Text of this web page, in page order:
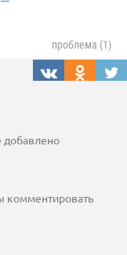
проблема (1)
добавлено
комментировать